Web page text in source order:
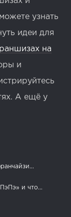
узнать
идеи для
на
и
А ещё у
и что...